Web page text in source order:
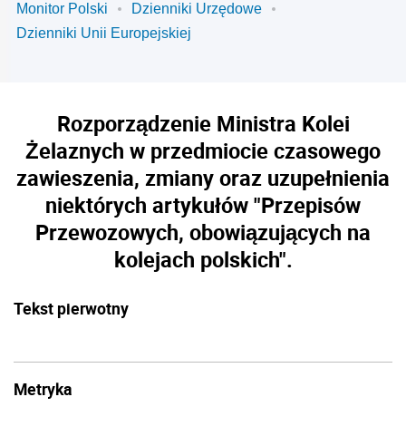
Monitor Polski
Dzienniki Urzędowe
Dzienniki Unii Europejskiej
Rozporządzenie Ministra Kolei
Żelaznych w przedmiocie czasowego
zawieszenia, zmiany oraz uzupełnienia
niektórych artykułów "Przepisów
Przewozowych, obowiązujących na
kolejach polskich".
Tekst pierwotny
Metryka